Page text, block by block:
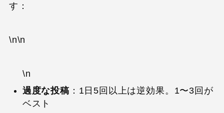
す：
\n\n
\n
過度な投稿 ：1日5回以上は逆効果。1〜3回が
ベスト